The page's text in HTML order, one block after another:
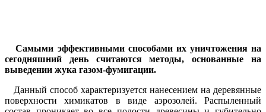
Самыми эффективными способами их уничтожения на
сегодняшний день считаются методы, основанные на
выведении жука газом-фумигации.
Данный способ характеризуется нанесением на деревянные
поверхности химикатов в виде аэрозолей. Распыленный